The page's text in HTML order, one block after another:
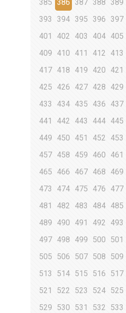
385 386 387 388 389
393
394 395 396 397
401
402 403 404 405
409
410 411 412 413
417 418 419 420 421
425
426 427 428 429
433
434 435 436 437
441
442 443 444 445
449
450 451 452 453
457 458 459 460 461
465
466 467 468 469
473
474 475 476 477
481
482 483 484 485
489
490 491 492 493
497 498 499 500 501
505
506 507 508 509
513
514 515 516 517
521
522 523 524 525
529
530 531 532 533